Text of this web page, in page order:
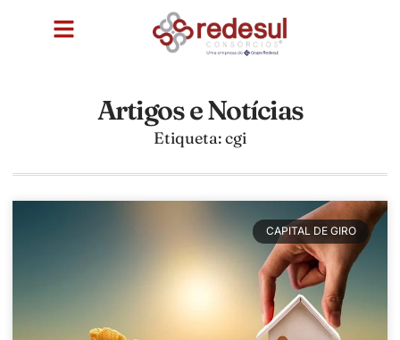
Artigos e Notícias
Etiqueta: cgi
CAPITAL DE GIRO